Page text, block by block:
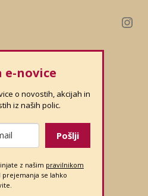
e-novice
o novostih, akcijah in
iz naših polic.
Pošlji
z našim pravilnikom
prejemanja se lahko